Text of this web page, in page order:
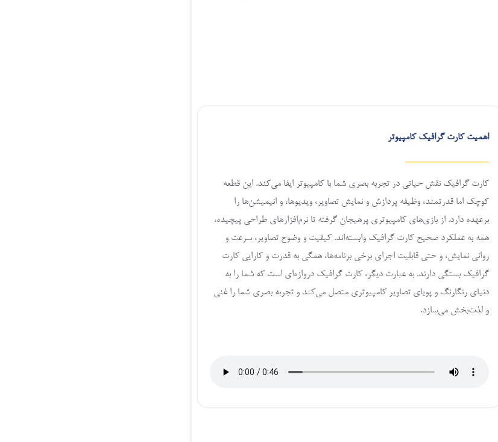
اهمیت کارت گرافیک کامپیوتر
کارت گرافیک نقش حیاتی در تجربه بصری شما با کامپیوتر ایفا می‌کند. این قطعه
کوچک اما قدرتمند، وظیفه پردازش و نمایش تصاویر، ویدیوها، و انیمیشن‌ها را
برعهده دارد. از بازی‌های کامپیوتری پرهیجان گرفته تا نرم‌افزارهای طراحی پیچیده،
همه به عملکرد صحیح کارت گرافیک وابسته‌اند.کیفیت و وضوح تصاویر، سرعت و
روانی نمایش، و حتی قابلیت اجرای برخی برنامه‌ها، همگی به قدرت و کارایی کارت
گرافیک بستگی دارند. به عبارت دیگر، کارت گرافیک دروازه‌ای است که شما را به
دنیای رنگارنگ و پویای تصاویر کامپیوتری متصل می‌کند و تجربه بصری شما را غنی
و لذت‌بخش می‌سازد.